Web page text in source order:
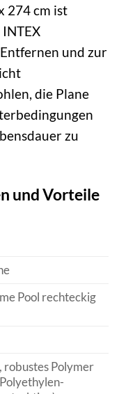
274 cm ist
und zur
die Plane
zu
und Vorteile
Pool rechteckig
robustes Polymer